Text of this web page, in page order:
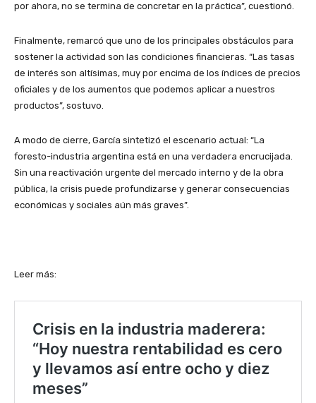
por ahora, no se termina de concretar en la práctica”, cuestionó.
Finalmente, remarcó que uno de los principales obstáculos para
sostener la actividad son las condiciones financieras. “Las tasas
de interés son altísimas, muy por encima de los índices de precios
oficiales y de los aumentos que podemos aplicar a nuestros
productos”, sostuvo.
A modo de cierre, García sintetizó el escenario actual: “La
foresto-industria argentina está en una verdadera encrucijada.
Sin una reactivación urgente del mercado interno y de la obra
pública, la crisis puede profundizarse y generar consecuencias
económicas y sociales aún más graves”.
Leer más: